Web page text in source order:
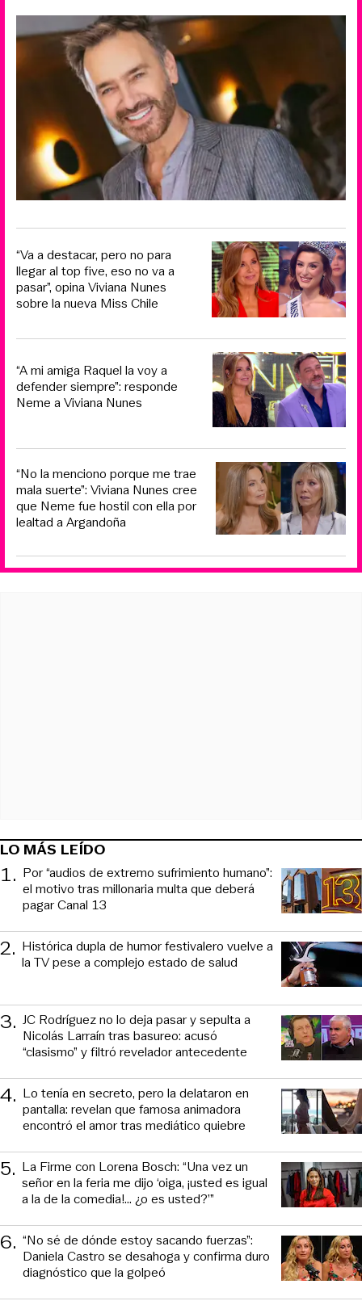
“Va a destacar, pero no para
llegar al top five, eso no va a
pasar”, opina Viviana Nunes
sobre la nueva Miss Chile
“A mi amiga Raquel la voy a
defender siempre”: responde
Neme a Viviana Nunes
“No la menciono porque me trae
mala suerte”: Viviana Nunes cree
que Neme fue hostil con ella por
lealtad a Argandoña
LO MÁS LEÍDO
1. Por “audios de extremo sufrimiento humano”:
el motivo tras millonaria multa que deberá
pagar Canal 13
2. Histórica dupla de humor festivalero vuelve a
la TV pese a complejo estado de salud
3. JC Rodríguez no lo deja pasar y sepulta a
Nicolás Larraín tras basureo: acusó
“clasismo” y filtró revelador antecedente
4. Lo tenía en secreto, pero la delataron en
pantalla: revelan que famosa animadora
encontró el amor tras mediático quiebre
5. La Firme con Lorena Bosch: “Una vez un
señor en la feria me dijo ‘oiga, ¡usted es igual
a la de la comedia!... ¿o es usted?’”
6. “No sé de dónde estoy sacando fuerzas”:
Daniela Castro se desahoga y confirma duro
diagnóstico que la golpeó